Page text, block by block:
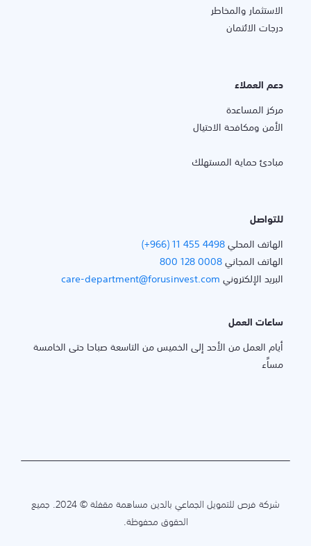
الاستثمار والمخاطر
درجات الائتمان
دعم العملاء
مركز المساعدة
الأمن ومكافحة الاحتيال
مبادئ حماية المستهلك
للتواصل
الهاتف المحلي(+966) 11 455 4498
الهاتف المجاني800 128 0008
البريد الإلكترونيcare-department@forusinvest.com
ساعات العمل
أيام العمل من الأحد إلى الخميس من التاسعة صباحا حتى الخامسة
مساًء
شركة فرص للتمويل الجماعي بالدين مساهمة مقفلة © 2024. جميع
الحقوق محفوظة.